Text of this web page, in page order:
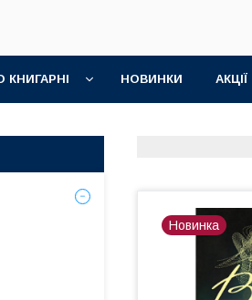
КНИГАРНІ НОВИНКИ АКЦІЇ
Новинка